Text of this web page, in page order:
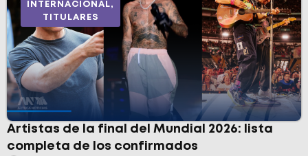
INTERNACIONAL,
TITULARES
Artistas de la final del Mundial 2026: lista
completa de los confirmados